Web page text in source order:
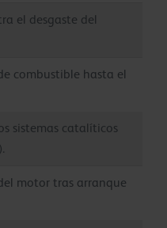
el desgaste del
combustible hasta el
sistemas catalíticos
motor tras arranque